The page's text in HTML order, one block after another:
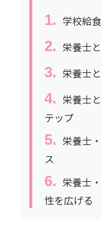
学校給
栄養士
栄養士
栄養士
テップ
栄養士
ス
栄養士
性を広げる